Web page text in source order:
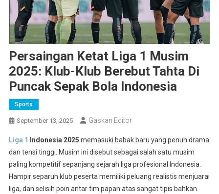
Persaingan Ketat Liga 1 Musim
2025: Klub-Klub Berebut Tahta Di
Puncak Sepak Bola Indonesia
Sports
September 13, 2025 Gaskan Editor
Liga 1 Indonesia 2025 memasuki babak baru yang penuh drama
dan tensi tinggi. Musim ini disebut sebagai salah satu musim
paling kompetitif sepanjang sejarah liga profesional Indonesia.
Hampir separuh klub peserta memiliki peluang realistis menjuarai
liga, dan selisih poin antar tim papan atas sangat tipis bahkan